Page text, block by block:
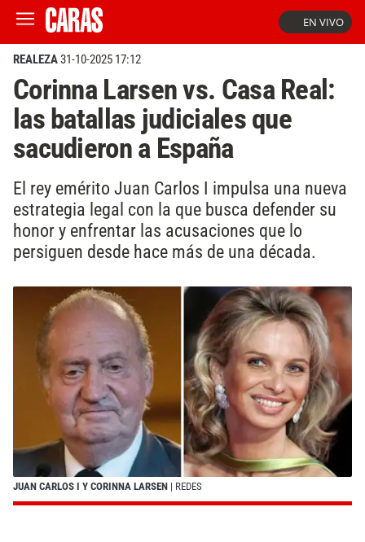
EN VIVO
REALEZA31-10-2025 17:12
Corinna Larsen vs. Casa Real:
las batallas judiciales que
sacudieron a España
El rey emérito Juan Carlos I impulsa una nueva
estrategia legal con la que busca defender su
honor y enfrentar las acusaciones que lo
persiguen desde hace más de una década.
JUAN CARLOS I Y CORINNA LARSEN | REDES